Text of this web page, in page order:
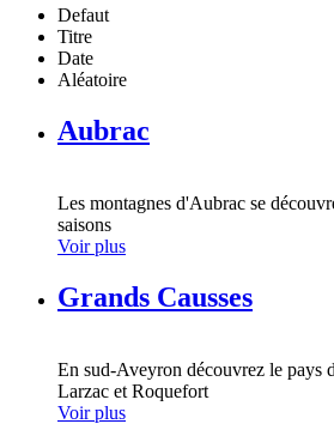
Defaut
Titre
Date
Aléatoire
Aubrac
Les montagnes d'Aubrac se
saisons
Voir plus
Grands Causses
En sud-Aveyron découvrez le pays
Larzac et Roquefort
Voir plus